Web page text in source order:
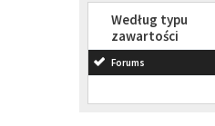
Według typu
zawartości
Forums